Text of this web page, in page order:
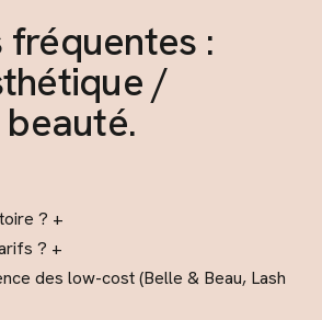
:
/
? +
? +
des low-cost (Belle & Beau, Lash